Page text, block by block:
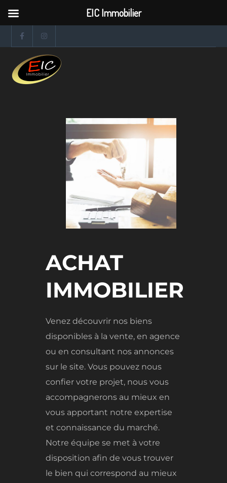
ACHAT
IMMOBILIER
Venez découvrir nos biens
disponibles à la vente, en agence
ou en consultant nos annonces
sur le site. Vous pouvez nous
confier votre projet, nous vous
accompagnerons au mieux en
vous apportant notre expertise
et connaissance du marché.
Notre équipe se met à votre
disposition afin de vous trouver
le bien qui correspond au mieux
EIC Immobilier